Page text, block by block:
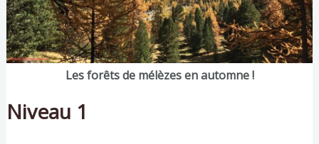
Les forêts de mélèzes en automne !
Niveau 1